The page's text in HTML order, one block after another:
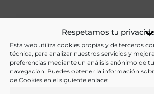
Respetamos tu
Esta web utiliza cookies propias y de terceros
técnica, para analizar nuestros servicios y
preferencias mediante un análisis anónimo de
navegación. Puedes obtener la información
de Cookies en el siguiente enlace:
Historia, Hostelería, Literatura
Ver más libros con las palabras